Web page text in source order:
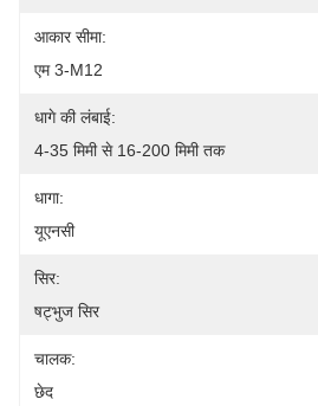
आकार सीमा:
एम 3-M12
धागे की लंबाई:
4-35 मिमी से 16-200 मिमी तक
धागा:
यूएनसी
सिर:
षट्भुज सिर
चालक:
छेद